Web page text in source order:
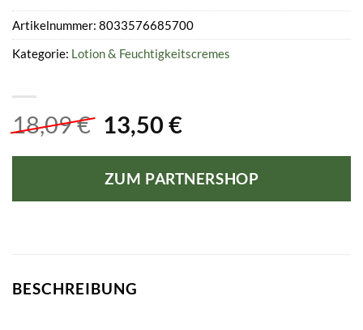
18,09€ Ursprünglicher
war:
18,09 €
13,50 €Aktueller
ist:
13,50 €.
ZUM PARTNERSHOP
Artikelnummer: 8033576685700
Kategorie: Lotion & Feuchtigkeitscremes
BESCHREIBUNG